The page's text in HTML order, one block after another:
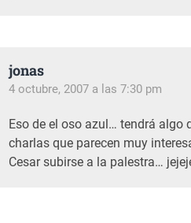
jonas
4 octubre, 2007 a las 7:30 pm
Eso de el oso azul… tendrá algo
charlas que parecen muy
Cesar subirse a la palestra…